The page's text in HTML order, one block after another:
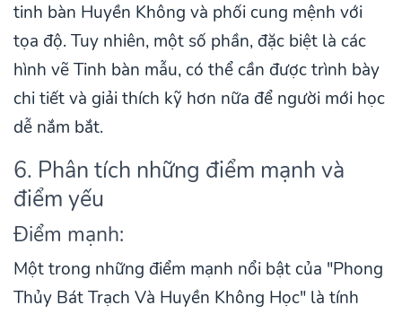
tinh bàn Huyền Không và phối cung mệnh với
tọa độ. Tuy nhiên, một số phần, đặc biệt là các
hình vẽ Tinh bàn mẫu, có thể cần được trình bày
chi tiết và giải thích kỹ hơn nữa để người mới học
dễ nắm bắt.
6. Phân tích những điểm mạnh và
điểm yếu
Điểm mạnh:
Một trong những điểm mạnh nổi bật của "Phong
Thủy Bát Trạch Và Huyền Không Học" là tính